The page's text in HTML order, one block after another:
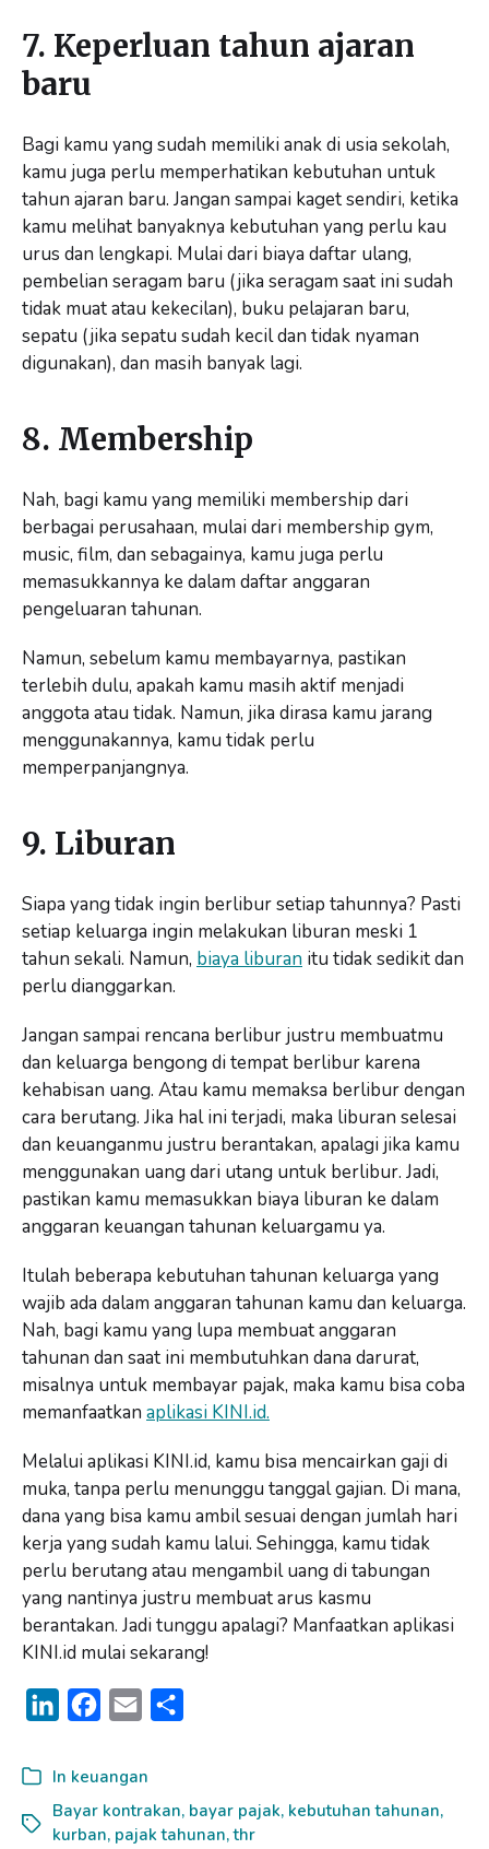
7. Keperluan tahun ajaran
baru
Bagi kamu yang sudah memiliki anak di usia sekolah,
kamu juga perlu memperhatikan kebutuhan untuk
tahun ajaran baru. Jangan sampai kaget sendiri, ketika
kamu melihat banyaknya kebutuhan yang perlu kau
urus dan lengkapi. Mulai dari biaya daftar ulang,
pembelian seragam baru (jika seragam saat ini sudah
tidak muat atau kekecilan), buku pelajaran baru,
sepatu (jika sepatu sudah kecil dan tidak nyaman
digunakan), dan masih banyak lagi.
8. Membership
Nah, bagi kamu yang memiliki membership dari
berbagai perusahaan, mulai dari membership gym,
music, film, dan sebagainya, kamu juga perlu
memasukkannya ke dalam daftar anggaran
pengeluaran tahunan.
Namun, sebelum kamu membayarnya, pastikan
terlebih dulu, apakah kamu masih aktif menjadi
anggota atau tidak. Namun, jika dirasa kamu jarang
menggunakannya, kamu tidak perlu
memperpanjangnya.
9. Liburan
Siapa yang tidak ingin berlibur setiap tahunnya? Pasti
setiap keluarga ingin melakukan liburan meski 1
tahun sekali. Namun, biaya liburan itu tidak sedikit dan
perlu dianggarkan.
Jangan sampai rencana berlibur justru membuatmu
dan keluarga bengong di tempat berlibur karena
kehabisan uang. Atau kamu memaksa berlibur dengan
cara berutang. Jika hal ini terjadi, maka liburan selesai
dan keuanganmu justru berantakan, apalagi jika kamu
menggunakan uang dari utang untuk berlibur. Jadi,
pastikan kamu memasukkan biaya liburan ke dalam
anggaran keuangan tahunan keluargamu ya.
Itulah beberapa kebutuhan tahunan keluarga yang
wajib ada dalam anggaran tahunan kamu dan keluarga.
Nah, bagi kamu yang lupa membuat anggaran
tahunan dan saat ini membutuhkan dana darurat,
misalnya untuk membayar pajak, maka kamu bisa coba
memanfaatkan aplikasi KINI.id.
Melalui aplikasi KINI.id, kamu bisa mencairkan gaji di
muka, tanpa perlu menunggu tanggal gajian. Di mana,
dana yang bisa kamu ambil sesuai dengan jumlah hari
kerja yang sudah kamu lalui. Sehingga, kamu tidak
perlu berutang atau mengambil uang di tabungan
yang nantinya justru membuat arus kasmu
berantakan. Jadi tunggu apalagi? Manfaatkan aplikasi
KINI.id mulai sekarang!
n
k
e
c
e
b
a
i
l
e
In keuangan
Bayar kontrakan, bayar pajak, kebutuhan tahunan,
kurban, pajak tahunan,thr